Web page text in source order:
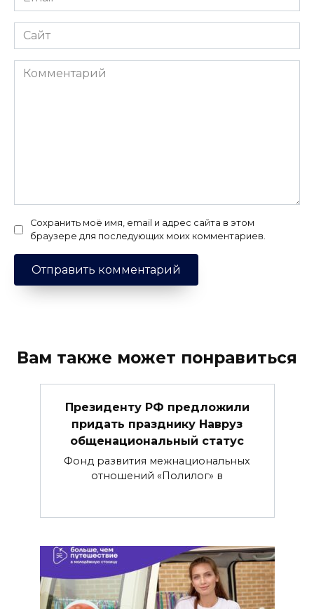
*
Сайт
Комментарий
Сохранить моё имя, email и адрес сайта в этом
браузере для последующих моих комментариев.
Вам также может понравиться
Президенту РФ предложили
придать празднику Навруз
общенациональный статус
Фонд развития межнациональных
отношений «Полилог» в